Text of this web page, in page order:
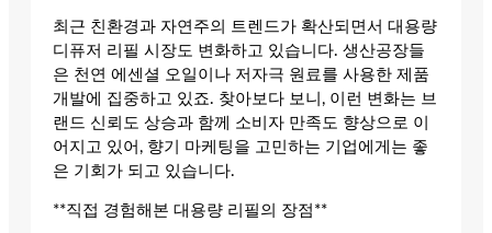
최근 친환경과 자연주의 트렌드가 확산되면서 대용량
디퓨저 리필 시장도 변화하고 있습니다. 생산공장들
은 천연 에센셜 오일이나 저자극 원료를 사용한 제품
개발에 집중하고 있죠. 찾아보다 보니, 이런 변화는 브
랜드 신뢰도 상승과 함께 소비자 만족도 향상으로 이
어지고 있어, 향기 마케팅을 고민하는 기업에게는 좋
은 기회가 되고 있습니다.
**직접 경험해본 대용량 리필의 장점**